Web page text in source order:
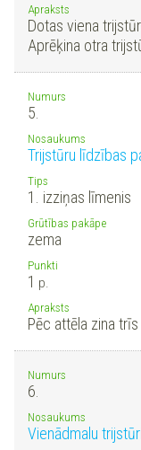
Apraksts
Dotas viena
Aprēķina otra
Numurs
5.
Nosaukums
Trijstūru līdzības
Tips
1. izziņas līmenis
Grūtības pakāpe
zema
Punkti
1 p.
Apraksts
Pēc attēla zina
Numurs
6.
Nosaukums
Vienādmalu trijstūri